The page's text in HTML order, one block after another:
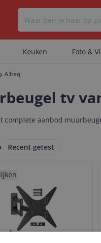
Keuken Foto &
Allteq
tv
complete aanbod
Recent getest